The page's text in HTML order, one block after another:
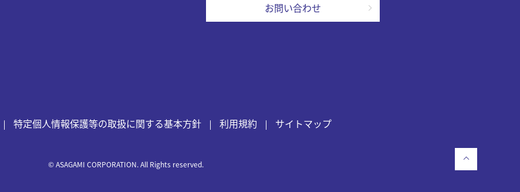
お問い合わせ
特定個人情報保護等の取扱に関する基本方針 利用規約 サイトマップ
© ASAGAMI CORPORATION. All Rights reserved.